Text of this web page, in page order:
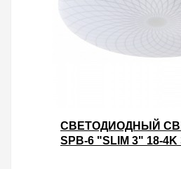
CВЕТОДИОДНЫЙ
SPB-6 "SLIM 3" 18-